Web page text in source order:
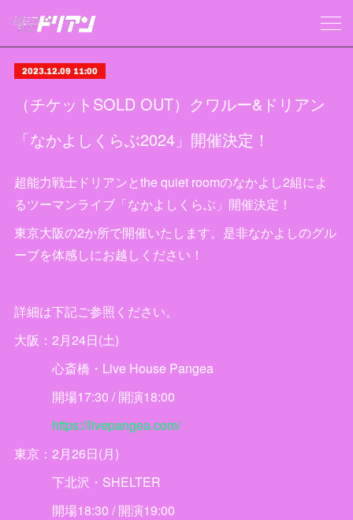
2023.12.09 11:00
（チケットSOLD OUT）クワルー&ドリアン
「なかよしくらぶ2024」開催決定！
超能力戦士ドリアンとthe quiet roomのなかよし2組によ
るツーマンライブ「なかよしくらぶ」開催決定！
東京大阪の2か所で開催いたします。是非なかよしのグル
ーブを体感しにお越しください！
詳細は下記ご参照ください。
大阪：2月24日(土)
心斎橋・Live House Pangea
開場17:30 / 開演18:00
https://livepangea.com/
東京：2月26日(月)
下北沢・SHELTER
開場18:30 / 開演19:00